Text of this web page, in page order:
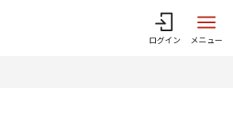
ログイン メニュー